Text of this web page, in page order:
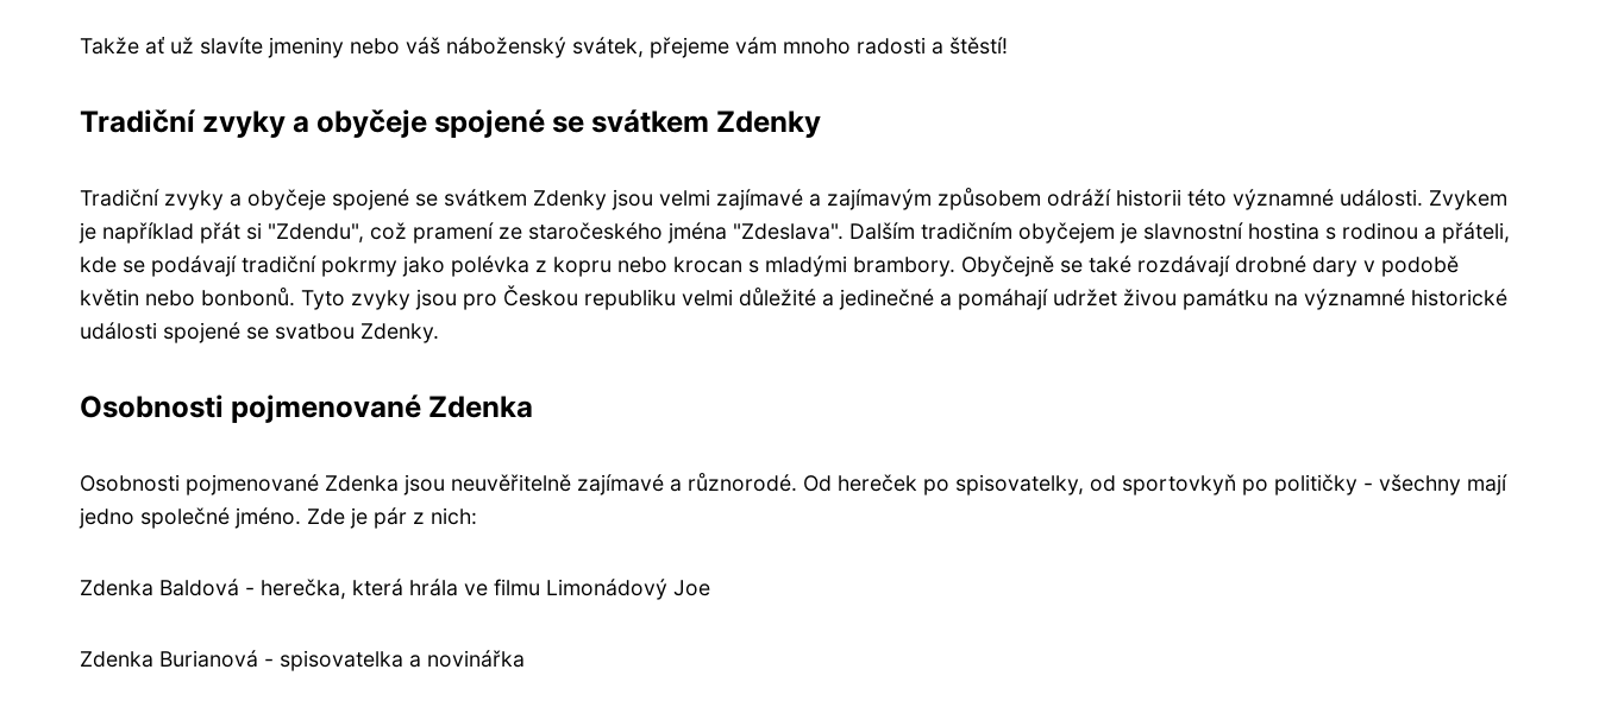
Takže ať už slavíte jmeniny nebo váš náboženský svátek, přejeme vám mnoho radosti a štěstí!
Tradiční zvyky a obyčeje spojené se svátkem Zdenky
Tradiční zvyky a obyčeje spojené se svátkem Zdenky jsou velmi zajímavé a zajímavým způsobem odráží historii této významné události. Zvykem
je například přát si "Zdendu", což pramení ze staročeského jména "Zdeslava". Dalším tradičním obyčejem je slavnostní hostina s rodinou a přáteli,
kde se podávají tradiční pokrmy jako polévka z kopru nebo krocan s mladými brambory. Obyčejně se také rozdávají drobné dary v podobě
květin nebo bonbonů. Tyto zvyky jsou pro Českou republiku velmi důležité a jedinečné a pomáhají udržet živou památku na významné historické
události spojené se svatbou Zdenky.
Osobnosti pojmenované Zdenka
Osobnosti pojmenované Zdenka jsou neuvěřitelně zajímavé a různorodé. Od hereček po spisovatelky, od sportovkyň po političky - všechny mají
jedno společné jméno. Zde je pár z nich:
Zdenka Baldová - herečka, která hrála ve filmu Limonádový Joe
Zdenka Burianová - spisovatelka a novinářka